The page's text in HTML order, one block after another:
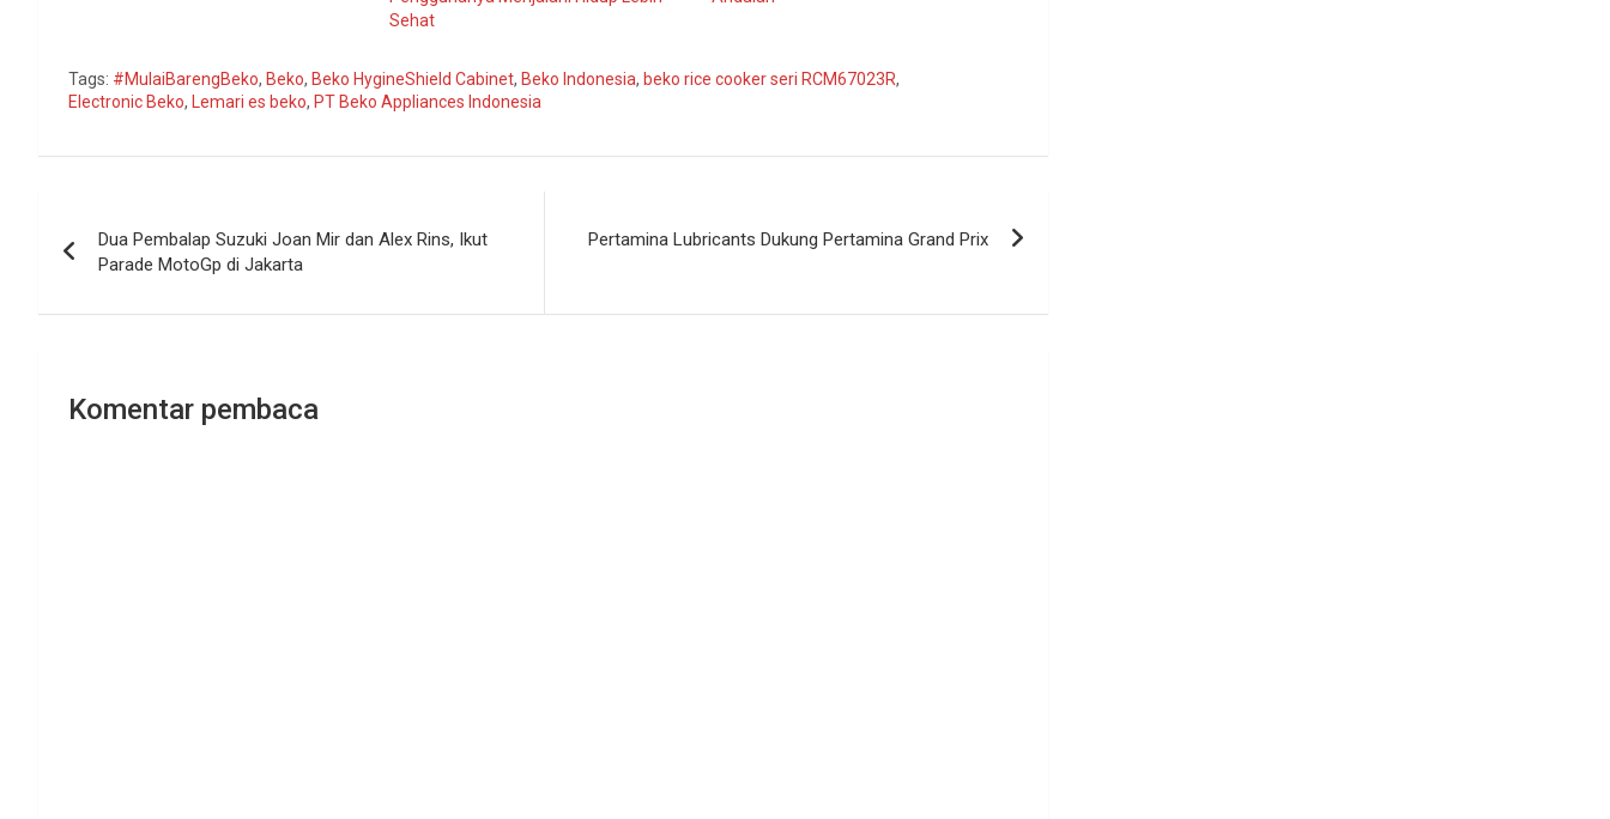
Sehat
Tags: #MulaiBarengBeko, Beko, Beko HygineShield Cabinet, Beko Indonesia, beko rice cooker seri RCM67023R,
Electronic Beko, Lemari es beko, PT Beko Appliances Indonesia
pos
Dua Pembalap Suzuki Joan Mir dan Alex Rins, Ikut
Parade MotoGp di Jakarta
Pertamina Lubricants Dukung Pertamina Grand Prix
Komentar pembaca